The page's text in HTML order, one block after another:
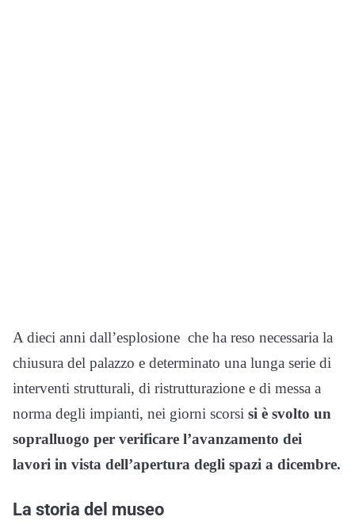
A dieci anni dall’esplosione che ha reso necessaria la
chiusura del palazzo e determinato una lunga serie di
interventi strutturali, di ristrutturazione e di messa a
norma degli impianti, nei giorni scorsi si è svolto un
sopralluogo per verificare l’avanzamento dei
lavori in vista dell’apertura degli spazi a dicembre.
La storia del museo